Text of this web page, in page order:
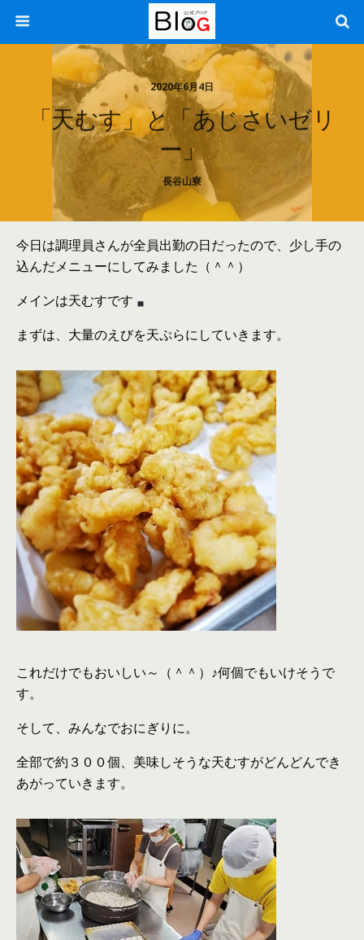
2020年6月4日
「天むす」と「あじさいゼリ
ー」
長谷山寮
今日は調理員さんが全員出勤の日だったので、少し手の
込んだメニューにしてみました（＾＾）
メインは天むすです
まずは、大量のえびを天ぷらにしていきます。
これだけでもおいしい～（＾＾）♪何個でもいけそうで
す。
そして、みんなでおにぎりに。
全部で約３００個、美味しそうな天むすがどんどんでき
あがっていきます。